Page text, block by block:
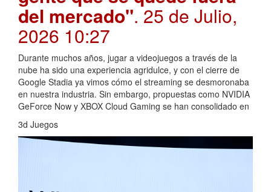
del mercado". 25 de Julio,
2026 10:27
Durante muchos años, jugar a videojuegos a través de la
nube ha sido una experiencia agridulce, y con el cierre de
Google Stadia ya vimos cómo el streaming se desmoronaba
en nuestra industria. Sin embargo, propuestas como NVIDIA
GeForce Now y XBOX Cloud Gaming se han consolidado en
3d Juegos